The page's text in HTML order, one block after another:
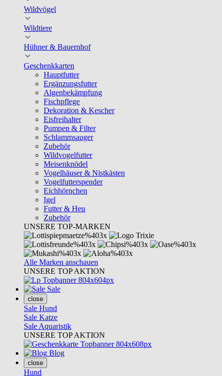
Wildvögel
Wildtiere
Hühner & Bauernhof
Geschenkkarten
Hauptfutter
Ergänzungsfutter
Algenbekämpfung
Fischpflege
Dekoration & Kescher
Eisfreihalter
Pumpen & Filter
Schlammsauger
Zubehör
Wildvogelfutter
Meisenknödel
Vogelhäuser & Nistkästen
Vogelfutterspender
Eichhörnchen
Igel
Futter & Heu
Zubehör
UNSERE TOP-MARKEN
Alle Marken anschauen
UNSERE TOP AKTION
Sale
close
Sale Hund
Sale Katze
Sale Aquaristik
UNSERE TOP AKTION
Blog
close
Hund